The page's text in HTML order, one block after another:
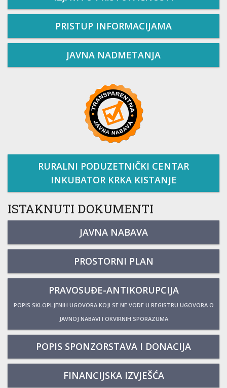
PRISTUP INFORMACIJAMA
JAVNA NADMETANJA
RURALNI PODUZETNIČKI CENTAR
INKUBATOR KRKA KISTANJE
ISTAKNUTI DOKUMENTI
JAVNA NABAVA
PROSTORNI PLAN
PRAVOSUĐE-ANTIKORUPCIJA
POPIS SKLOPLJENIH UGOVORA KOJI SE NE VODE U REGISTRU UGOVORA O
JAVNOJ NABAVI I OKVIRNIH SPORAZUMA
POPIS SPONZORSTAVA I DONACIJA
FINANCIJSKA IZVJEŠĆA